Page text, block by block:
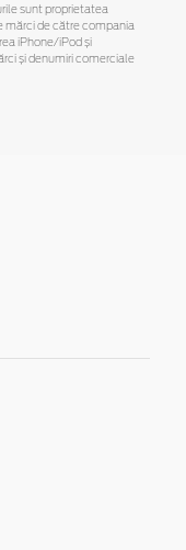
sunt proprietatea
mărci de către compania
iPhone/iPod și
și denumiri comerciale